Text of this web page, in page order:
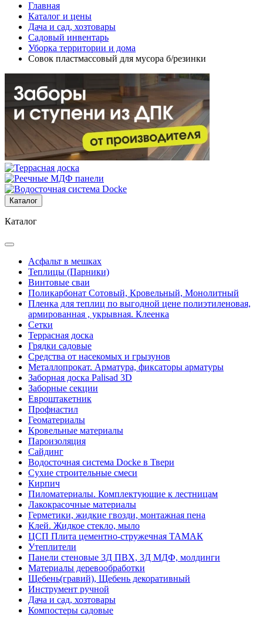
Главная
Каталог и цены
Дача и сад, хозтовары
Садовый инвентарь
Уборка территории и дома
Совок пластмассовый для мусора б/резинки
Каталог
Каталог
Асфальт в мешках
Теплицы (Парники)
Винтовые сваи
Поликарбонат Сотовый, Кровельный, Монолитный
Пленка для теплиц по выгодной цене полиэтиленовая,
армированная , укрывная. Клеенка
Сетки
Террасная доска
Грядки садовые
Средства от насекомых и грызунов
Металлопрокат. Арматура, фиксаторы арматуры
Заборная доска Palisad 3D
Заборные секции
Евроштакетник
Профнастил
Геоматериалы
Кровельные материалы
Пароизоляция
Сайдинг
Водосточная система Docke в Твери
Сухие строительные смеси
Кирпич
Пиломатериалы. Комплектующие к лестницам
Лакокрасочные материалы
Герметики, жидкие гвозди, монтажная пена
Клей. Жидкое стекло, мыло
ЦСП Плита цементно-стружечная ТАМАК
Утеплители
Панели стеновые 3Д ПВХ, 3Д МДФ, молдинги
Материалы деревообработки
Щебень(гравий), Щебень декоративный
Инструмент ручной
Дача и сад, хозтовары
Компостеры садовые